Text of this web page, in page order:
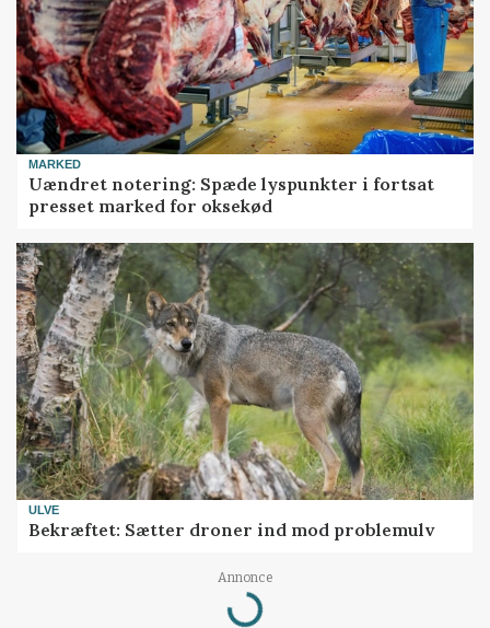
MARKED
Uændret notering: Spæde lyspunkter i fortsat
presset marked for oksekød
ULVE
Bekræftet: Sætter droner ind mod problemulv
Annonce
Loading...